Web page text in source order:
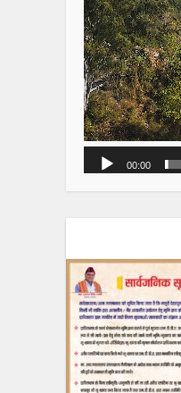
00:00